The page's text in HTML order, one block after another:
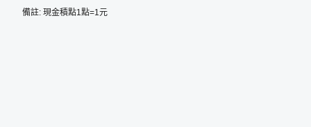
備註: 現金積點1點=1元